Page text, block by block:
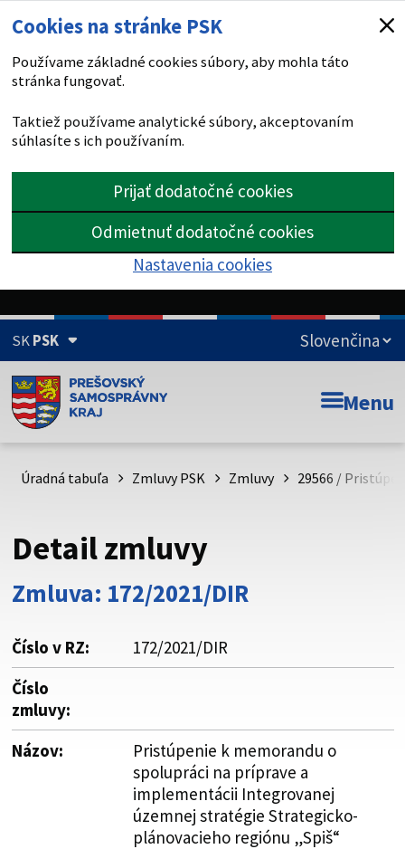
Cookies na stránke PSK
Používame základné cookies súbory, aby mohla táto
stránka fungovať.
Taktiež používame analytické súbory, akceptovaním
súhlasíte s ich používaním.
Prijať dodatočné cookies
Odmietnuť dodatočné cookies
Nastavenia cookies
SKPSK
Doména psk.sk je oficiálna
Toto je oficiálna webová stránka Prešovského
psk.sk.
Buďte pozorní a vždy sa uistite, že zdieľate informácie iba
cez zabezpečenú webovú stránku. Zabezpečená stránka
vždy začína https:// pred názvom domény webového sídla.
Menu
Úradná tabuľa Zmluvy PSK Zmluvy 29566 /
Detail zmluvy
Zmluva: 172/2021/DIR
Číslo v RZ:
172/2021/DIR
Číslo
zmluvy:
Názov:
Pristúpenie k memorandu o
spolupráci na príprave a
implementácii Integrovanej
územnej stratégie Strategicko-
plánovacieho regiónu „Spiš“